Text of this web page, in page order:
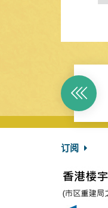
订阅